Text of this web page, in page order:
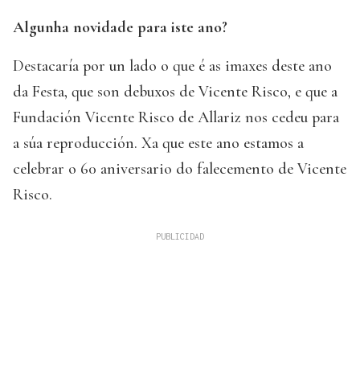
Algunha novidade para iste ano?
Destacaría por un lado o que é as imaxes deste ano
da Festa, que son debuxos de Vicente Risco, e que a
Fundación Vicente Risco de Allariz nos cedeu para
a súa reproducción. Xa que este ano estamos a
celebrar o 60 aniversario do falecemento de Vicente
Risco.